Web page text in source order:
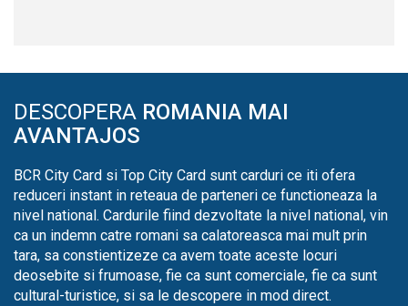
DESCOPERA ROMANIA MAI
AVANTAJOS
BCR City Card si Top City Card sunt carduri ce iti ofera
reduceri instant in reteaua de parteneri ce functioneaza la
nivel national. Cardurile fiind dezvoltate la nivel national, vin
ca un indemn catre romani sa calatoreasca mai mult prin
tara, sa constientizeze ca avem toate aceste locuri
deosebite si frumoase, fie ca sunt comerciale, fie ca sunt
cultural-turistice, si sa le descopere in mod direct.